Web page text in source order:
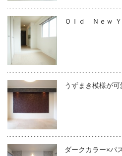
Ｏｌｄ Ｎｅｗ
うずまき模様が
ダークカラー×パ